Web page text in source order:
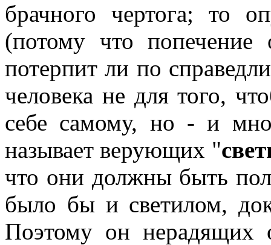
брачного чертога; то
(потому что
потерпит ли по
человека не для того,
себе самому, но - и
называет верующих "
что они должны быть
было бы и светилом,
Поэтому он нерадящих